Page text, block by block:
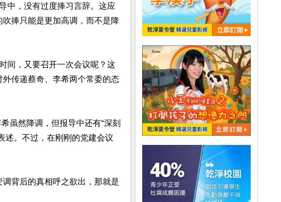
中，没有过度捧习言辞。这应
捧只能是更加高调，而不是降
间，又要召开一次会议呢？这
传递蔡奇、李希两个常委的态
述。不过，在刚刚的党建会议
背后的真相呼之欲出，那就是